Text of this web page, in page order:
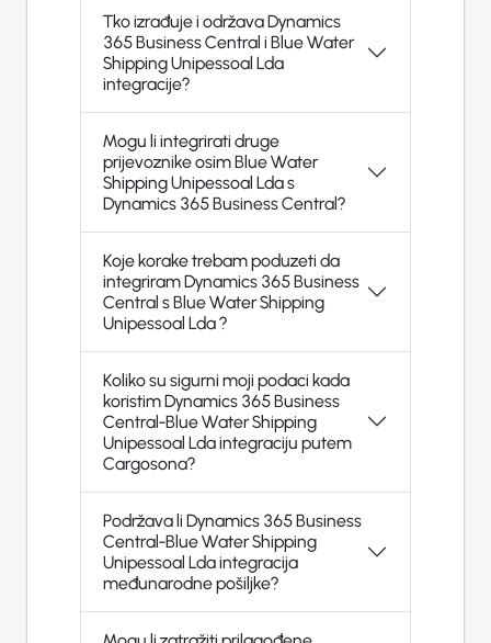
Tko izrađuje i održava Dynamics
365 Business Central i Blue Water
Shipping Unipessoal Lda
integracije?
Mogu li integrirati druge
prijevoznike osim Blue Water
Shipping Unipessoal Lda s
Dynamics 365 Business Central?
Koje korake trebam poduzeti da
integriram Dynamics 365 Business
Central s Blue Water Shipping
Unipessoal Lda ?
Koliko su sigurni moji podaci kada
koristim Dynamics 365 Business
Central-Blue Water Shipping
Unipessoal Lda integraciju putem
Cargosona?
Podržava li Dynamics 365 Business
Central-Blue Water Shipping
Unipessoal Lda integracija
međunarodne pošiljke?